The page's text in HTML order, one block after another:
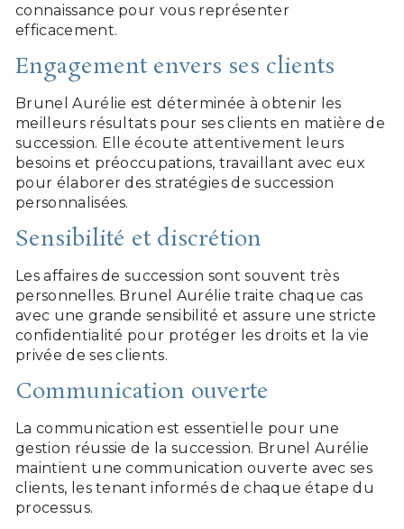
connaissance pour vous représenter
efficacement.
Engagement envers ses clients
Brunel Aurélie est déterminée à obtenir les
meilleurs résultats pour ses clients en matière de
succession. Elle écoute attentivement leurs
besoins et préoccupations, travaillant avec eux
pour élaborer des stratégies de succession
personnalisées.
Sensibilité et discrétion
Les affaires de succession sont souvent très
personnelles. Brunel Aurélie traite chaque cas
avec une grande sensibilité et assure une stricte
confidentialité pour protéger les droits et la vie
privée de ses clients.
Communication ouverte
La communication est essentielle pour une
gestion réussie de la succession. Brunel Aurélie
maintient une communication ouverte avec ses
clients, les tenant informés de chaque étape du
processus.